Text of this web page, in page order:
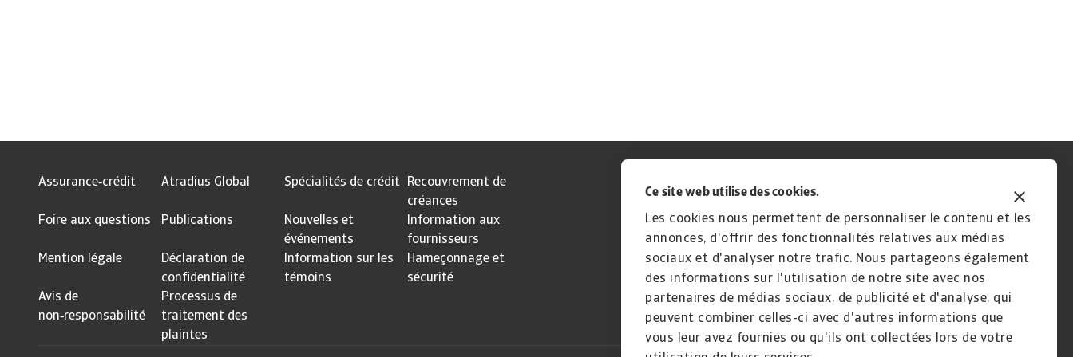
Ce site web utilise des cookies.
Les cookies nous permettent de personnaliser le contenu et les
annonces, d'offrir des fonctionnalités relatives aux médias
sociaux et d'analyser notre trafic. Nous partageons également
des informations sur l'utilisation de notre site avec nos
partenaires de médias sociaux, de publicité et d'analyse, qui
peuvent combiner celles-ci avec d'autres informations que
vous leur avez fournies ou qu'ils ont collectées lors de votre
Assurance‑crédit Atradius Global Spécialités de crédit
Recouvrement de
créances
Foire aux questions
Publications
Nouvelles et
événements
Information aux
fournisseurs
Mention légale
Déclaration de
confidentialité
Information sur les
témoins
Hameçonnage et
sécurité
Avis de
non‑responsabilité
Processus de
traitement des
plaintes